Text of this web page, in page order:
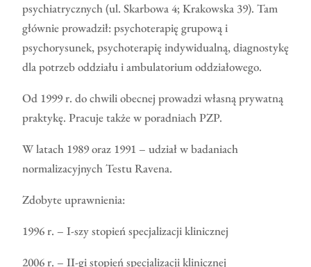
psychiatrycznych (ul. Skarbowa 4; Krakowska 39). Tam
głównie prowadził: psychoterapię grupową i
psychorysunek, psychoterapię indywidualną, diagnostykę
dla potrzeb oddziału i ambulatorium oddziałowego.
Od 1999 r. do chwili obecnej prowadzi własną prywatną
praktykę. Pracuje także w poradniach PZP.
W latach 1989 oraz 1991 – udział w badaniach
normalizacyjnych Testu Ravena.
Zdobyte uprawnienia:
1996 r. – I-szy stopień specjalizacji klinicznej
2006 r. – II-gi stopień specjalizacji klinicznej